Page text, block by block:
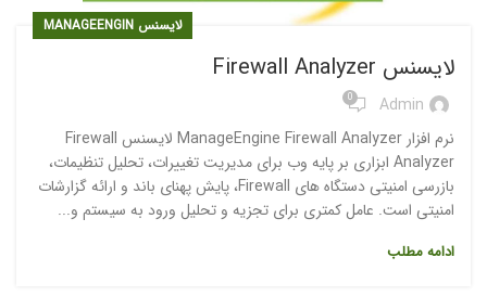
لایسنس MANAGEENGIN
لایسنس Firewall Analyzer
Admin
0
نرم افزار ManageEngine Firewall Analyzer لایسنس Firewall
Analyzer ابزاری بر پایه وب برای مدیریت تغییرات، تحلیل تنظیمات،
بازرسی امنیتی دستگاه های Firewall، پایش پهنای باند و ارائه گزارشات
امنیتی است. عامل کمتری برای تجزیه و تحلیل ورود به سیستم و...
ادامه مطلب